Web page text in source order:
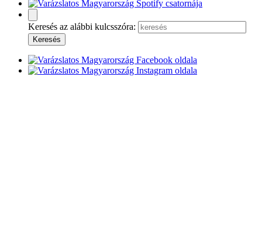
Keresés az alábbi kulcsszóra: